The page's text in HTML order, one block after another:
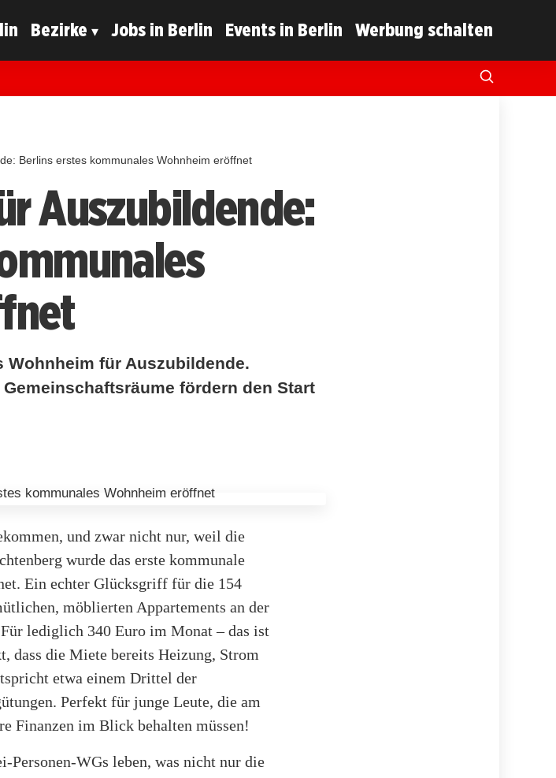
Bezirke Jobs in Berlin Events in Berlin Werbung schalten
Berlins erstes kommunales Wohnheim eröffnet
Auszubildende:
für Auszubildende.
fördern den Start
und zwar nicht nur, weil die
wurde das erste kommunale
Ein echter Glücksgriff für die 154
möblierten Appartements an der
lediglich 340 Euro im Monat – das ist
dass die Miete bereits Heizung, Strom
etwa einem Drittel der
Perfekt für junge Leute, die am
Finanzen im Blick behalten müssen!
Personen-WGs leben, was nicht nur die